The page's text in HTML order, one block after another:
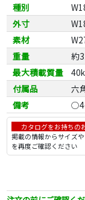
種別
外寸
素材
重量
約
最大積載質量
付属品
六
備考
○4
カタログをお持ちの
掲載の情報からサイズ
を再度ご確認ください